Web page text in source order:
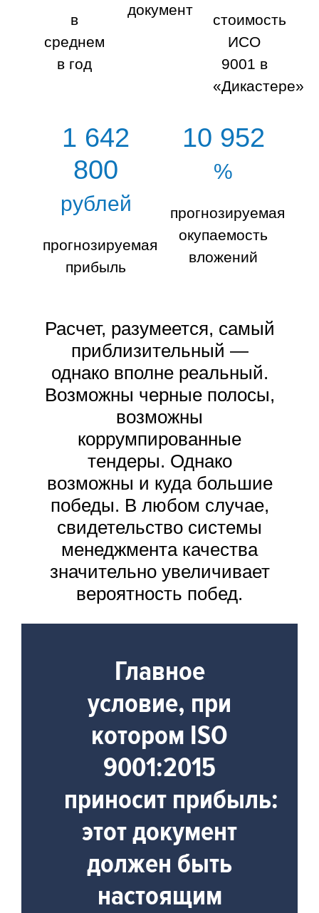
в
среднем
в год
документ
стоимость
ИСО
9001 в
«Дикастере»
1 642
800
рублей
прогнозируемая
прибыль
10 952
%
прогнозируемая
окупаемость
вложений
Расчет, разумеется, самый
приблизительный —
однако вполне реальный.
Возможны черные полосы,
возможны
коррумпированные
тендеры. Однако
возможны и куда большие
победы. В любом случае,
свидетельство системы
менеджмента качества
значительно увеличивает
вероятность побед.
Главное
условие, при
котором ISO
9001:2015
приносит прибыль:
этот документ
должен быть
настоящим